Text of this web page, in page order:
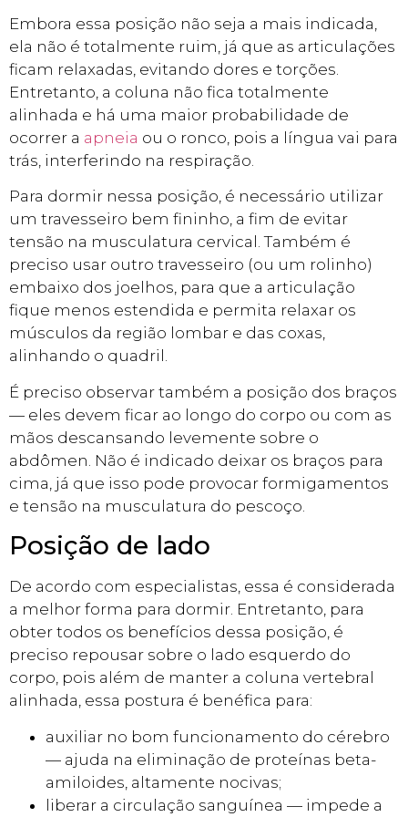
Embora essa posição não seja a mais indicada,
ela não é totalmente ruim, já que as articulações
ficam relaxadas, evitando dores e torções.
Entretanto, a coluna não fica totalmente
alinhada e há uma maior probabilidade de
ocorrer a apneia ou o ronco, pois a língua vai para
trás, interferindo na respiração.
Para dormir nessa posição, é necessário utilizar
um travesseiro bem fininho, a fim de evitar
tensão na musculatura cervical. Também é
preciso usar outro travesseiro (ou um rolinho)
embaixo dos joelhos, para que a articulação
fique menos estendida e permita relaxar os
músculos da região lombar e das coxas,
alinhando o quadril.
É preciso observar também a posição dos braços
— eles devem ficar ao longo do corpo ou com as
mãos descansando levemente sobre o
abdômen. Não é indicado deixar os braços para
cima, já que isso pode provocar formigamentos
e tensão na musculatura do pescoço.
Posição de lado
De acordo com especialistas, essa é considerada
a melhor forma para dormir. Entretanto, para
obter todos os benefícios dessa posição, é
preciso repousar sobre o lado esquerdo do
corpo, pois além de manter a coluna vertebral
alinhada, essa postura é benéfica para:
auxiliar no bom funcionamento do cérebro
— ajuda na eliminação de proteínas beta-
amiloides, altamente nocivas;
liberar a circulação sanguínea — impede a